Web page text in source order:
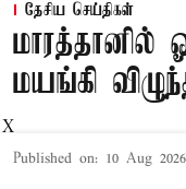
தேசிய செய்திகள்
மாரத்தானில்
மயங்கி
Published on: 10 Aug
X